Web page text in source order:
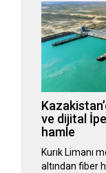
ve dijital
hamle
Kurık Limanı
altından fiber